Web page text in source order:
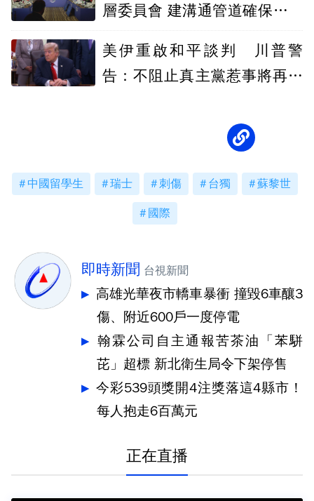
層委員會 建溝通管道確保荷姆
美伊重啟和平談判 川普警
告：不阻止真主黨惹事將再重
中國留學生 瑞士 刺傷 台獨 蘇黎世
國際
即時新聞 台視新聞
高雄光華夜市轎車暴衝 撞毀6車釀3
傷、附近600戶一度停電
翰霖公司自主通報苦茶油「苯駢
芘」超標 新北衛生局令下架停售
今彩539頭獎開4注獎落這4縣市！
每人抱走6百萬元
正在直播